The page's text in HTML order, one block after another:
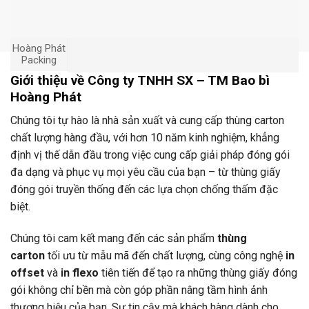
Hoàng Phát
Packing
Giới thiệu về Công ty TNHH SX – TM Bao bì
Hoàng Phát
Chúng tôi tự hào là nhà sản xuất và cung cấp thùng carton
chất lượng hàng đầu, với hơn 10 năm kinh nghiệm, khẳng
định vị thế dẫn đầu trong việc cung cấp giải pháp đóng gói
đa dạng và phục vụ mọi yêu cầu của bạn – từ thùng giấy
đóng gói truyền thống đến các lựa chọn chống thấm đặc
biệt.
Chúng tôi cam kết mang đến các sản phẩm thùng
carton tối ưu từ mẫu mã đến chất lượng, cùng công nghệ in
offset và in flexo tiên tiến để tạo ra những thùng giấy đóng
gói không chỉ bền mà còn góp phần nâng tầm hình ảnh